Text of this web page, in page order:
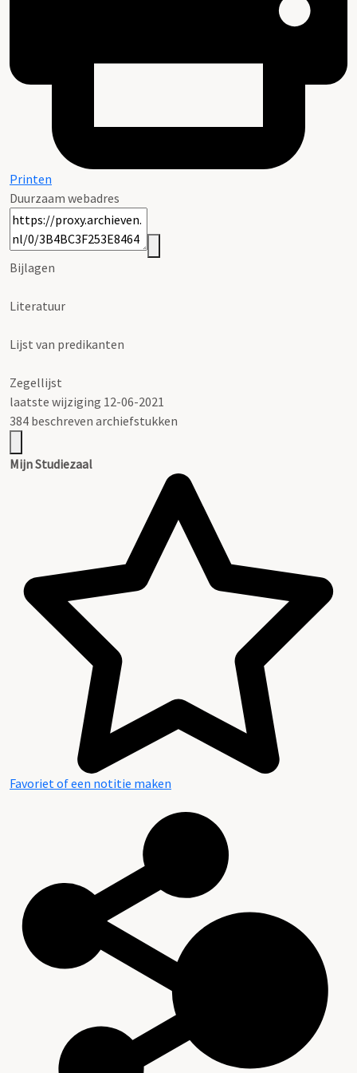
Printen
Duurzaam webadres
Bijlagen
Literatuur
Lijst van predikanten
Zegellijst
laatste wijziging 12-06-2021
384 beschreven archiefstukken
Mijn Studiezaal
Favoriet of een notitie maken